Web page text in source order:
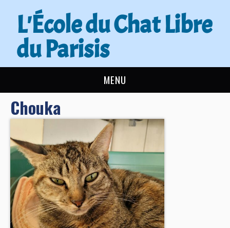
L'École du Chat Libre
du Parisis
MENU
L’ÉCOLE DU CHAT
ACTUALITÉS
ADOPTER
NOUS AIDER
CONTACT
Chouka